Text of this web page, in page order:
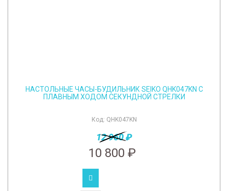
НАСТОЛЬНЫЕ ЧАСЫ-БУДИЛЬНИК SEIKO QHK047KN С
ПЛАВНЫМ ХОДОМ СЕКУНДНОЙ СТРЕЛКИ
Код: QHK047KN
12 960 ₽
10 800 ₽